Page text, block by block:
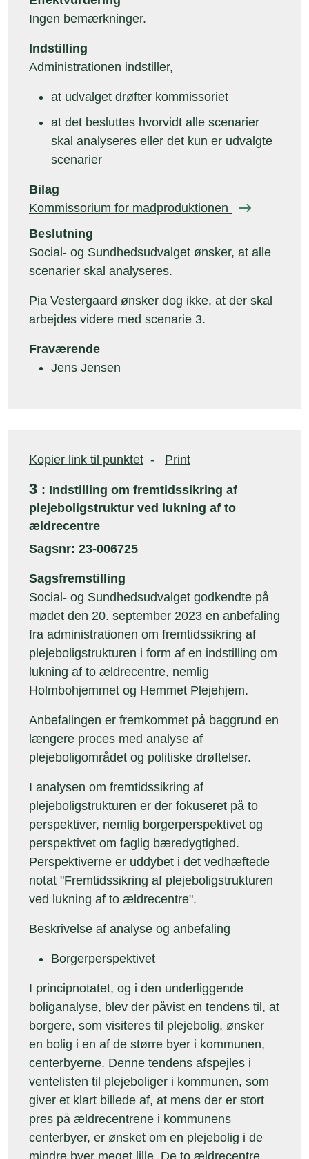
Ingen bemærkninger.
Indstilling
Administrationen indstiller,
at udvalget drøfter kommissoriet
at det besluttes hvorvidt alle scenarier
skal analyseres eller det kun er udvalgte
scenarier
Bilag
Kommissorium for madproduktionen
Beslutning
Social- og Sundhedsudvalget ønsker, at alle
scenarier skal analyseres.
Pia Vestergaard ønsker dog ikke, at der skal
arbejdes videre med scenarie 3.
Fraværende
Jens Jensen
Kopier link til punktet - Print
3 : Indstilling om fremtidssikring af
plejeboligstruktur ved lukning af to
ældrecentre
Sagsnr: 23-006725
Sagsfremstilling
Social- og Sundhedsudvalget godkendte på
mødet den 20. september 2023 en anbefaling
fra administrationen om fremtidssikring af
plejeboligstrukturen i form af en indstilling om
lukning af to ældrecentre, nemlig
Holmbohjemmet og Hemmet Plejehjem.
Anbefalingen er fremkommet på baggrund en
længere proces med analyse af
plejeboligområdet og politiske drøftelser.
I analysen om fremtidssikring af
plejeboligstrukturen er der fokuseret på to
perspektiver, nemlig borgerperspektivet og
perspektivet om faglig bæredygtighed.
Perspektiverne er uddybet i det vedhæftede
notat "Fremtidssikring af plejeboligstrukturen
ved lukning af to ældrecentre".
Beskrivelse af analyse og anbefaling
Borgerperspektivet
I principnotatet, og i den underliggende
boliganalyse, blev der påvist en tendens til, at
borgere, som visiteres til plejebolig, ønsker
en bolig i en af de større byer i kommunen,
centerbyerne. Denne tendens afspejles i
ventelisten til plejeboliger i kommunen, som
giver et klart billede af, at mens der er stort
pres på ældrecentrene i kommunens
centerbyer, er ønsket om en plejebolig i de
mindre byer meget lille. De to ældrecentre,